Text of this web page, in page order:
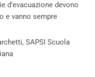
d’evacuazione devono
e vanno sempre
SAPSI Scuola